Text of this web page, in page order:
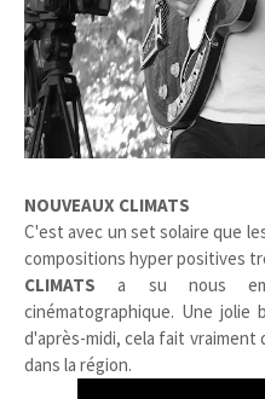
NOUVEAUX CLIMATS
C'est avec un set solaire que
compositions hyper positives
CLIMATSa su nous
cinématographique. Une jolie
d'après-midi, cela fait vraiment
dans la région.